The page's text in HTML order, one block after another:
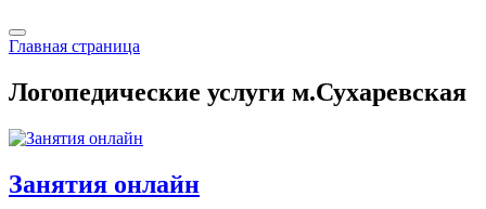
Главная страница
Логопедические услуги м.Сухаревская
Занятия онлайн